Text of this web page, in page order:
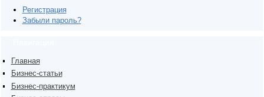
Регистрация
Забыли пароль?
Главная
Бизнес-статьи
Бизнес-практикум